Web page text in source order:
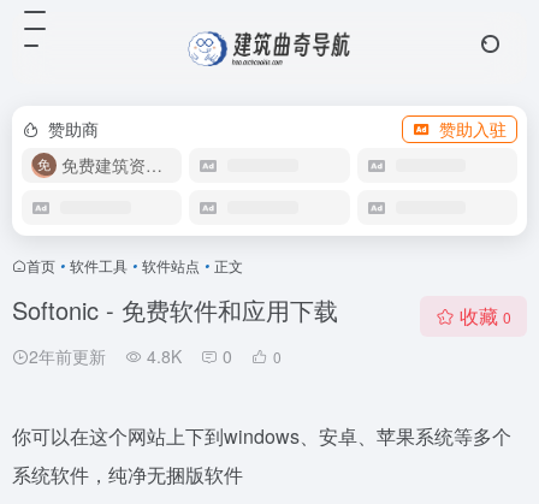
赞助商
赞助入驻
免费建筑资源库
首页 • 软件工具 • 软件站点 • 正文
Softonic - 免费软件和应用下载
2年前更新 4.8K 0 0
收藏 0
你可以在这个网站上下到windows、安卓、苹果系统等多个
系统软件，纯净无捆版软件